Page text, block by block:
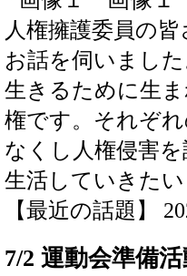
人権擁護委員の
お話を伺いまし
生きるために生
権です。それぞ
なくし人権侵害
生活していきた
【最近の話題】
7/2 運動会準備